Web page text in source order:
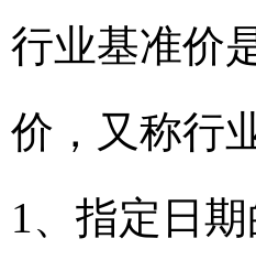
行业基准价
价，又称行
1、指定日